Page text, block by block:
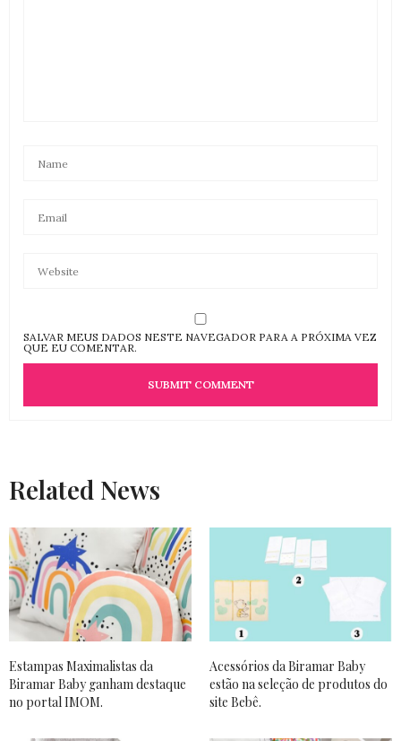
SALVAR MEUS DADOS NESTE NAVEGADOR PARA A PRÓXIMA VEZ
QUE EU COMENTAR.
Related News
Estampas Maximalistas da
Biramar Baby ganham destaque
no portal IMOM.
Acessórios da Biramar Baby
estão na seleção de produtos do
site Bebê.